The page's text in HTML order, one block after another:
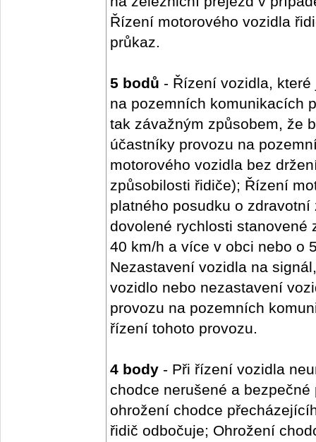
Řízení motorového vozidla
průkaz.
5 bodů - Řízení vozidla,
na pozemních komunikacích
tak závažným způsobem, že
účastníky provozu na
motorového vozidla bez
způsobilosti řidiče); Řízení
platného posudku o
dovolené rychlosti stanovené
40 km/h a více v obci nebo o
Nezastavení vozidla na
vozidlo nebo nezastavení
provozu na pozemních
řízení tohoto provozu.
4 body - Při řízení vozidla
chodce nerušené a
ohrožení chodce
řidič odbočuje; Ohrožení